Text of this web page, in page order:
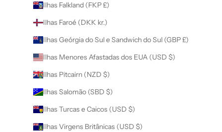
Ilhas Falkland (FKP £)
Ilhas Faroé (DKK kr.)
Ilhas Geórgia do Sul e Sandwich do Sul (GBP £)
Ilhas Menores Afastadas dos EUA (USD $)
Ilhas Pitcairn (NZD $)
Ilhas Salomão (SBD $)
Ilhas Turcas e Caicos (USD $)
Ilhas Virgens Britânicas (USD $)